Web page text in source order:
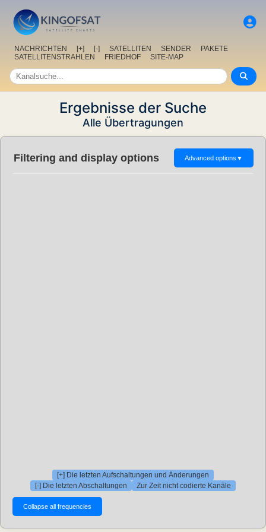
NACHRICHTEN [+] [-] SATELLITEN SENDER
PAKETE
SATELLITENSTRAHLEN
FRIEDHOF SITE-MAP
Ergebnisse der Suche
Alle Übertragungen
Filtering and display options Advanced options ▼
[+] Die letzten Aufschaltungen und Änderungen
[-] Die letzten Abschaltungen
Zur Zeit nicht codierte Kanäle